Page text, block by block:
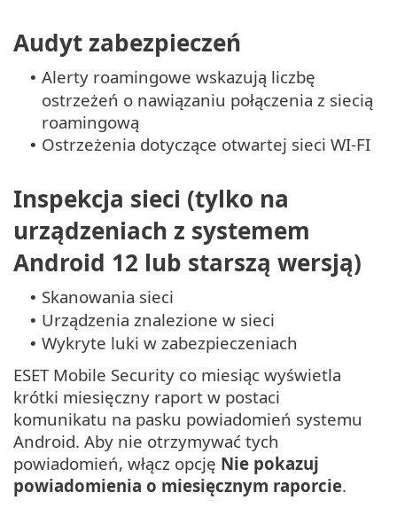
Audyt zabezpieczeń
• Alerty roamingowe wskazują liczbę
ostrzeżeń o nawiązaniu połączenia z siecią
roamingową
• Ostrzeżenia dotyczące otwartej sieci WI-FI
Inspekcja sieci (tylko na
urządzeniach z systemem
Android 12 lub starszą wersją)
• Skanowania sieci
• Urządzenia znalezione w sieci
• Wykryte luki w zabezpieczeniach
ESET Mobile Security co miesiąc wyświetla
krótki miesięczny raport w postaci
komunikatu na pasku powiadomień systemu
Android. Aby nie otrzymywać tych
powiadomień, włącz opcję Nie pokazuj
powiadomienia o miesięcznym raporcie.